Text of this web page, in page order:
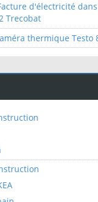
d'électricité
Trecobat
thermique Testo